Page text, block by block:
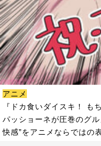
アニメ
『ドカ食いダイスキ！ も
パッショーネが圧巻のグ
快感”をアニメならではの